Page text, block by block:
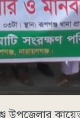
উপজেলার